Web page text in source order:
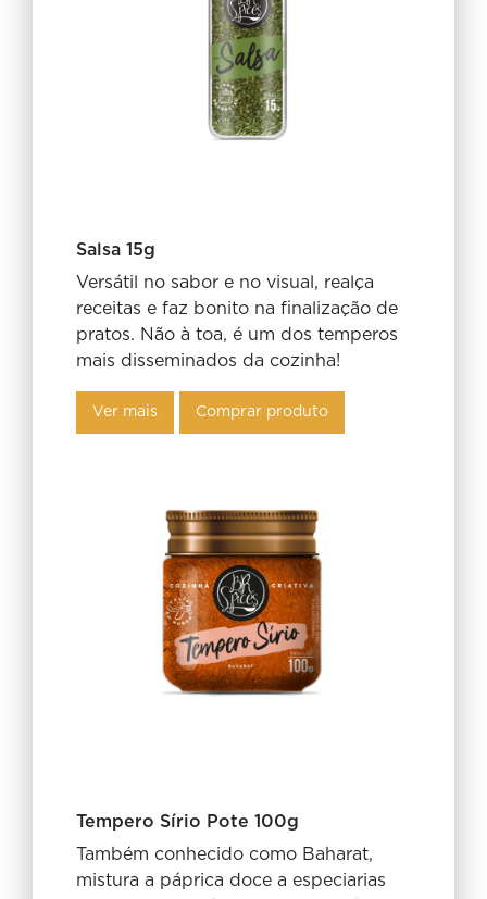
Salsa 15g
Versátil no sabor e no visual, realça
receitas e faz bonito na finalização de
pratos. Não à toa, é um dos temperos
mais disseminados da cozinha!
Ver mais Comprar produto
Tempero Sírio Pote 100g
Também conhecido como Baharat,
mistura a páprica doce a especiarias